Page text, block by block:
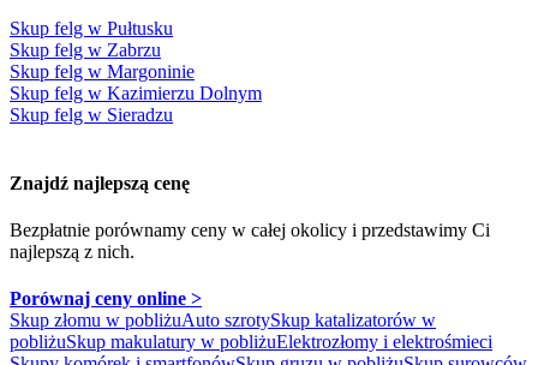
Skup felg w Pułtusku
Skup felg w Zabrzu
Skup felg w Margoninie
Skup felg w Kazimierzu Dolnym
Skup felg w Sieradzu
Znajdź najlepszą cenę
Bezpłatnie porównamy ceny w całej okolicy i przedstawimy Ci
najlepszą z nich.
Porównaj ceny online >
Skup złomu w pobliżuAuto szrotySkup katalizatorów w
pobliżuSkup makulatury w pobliżuElektrozłomy i elektrośmieci